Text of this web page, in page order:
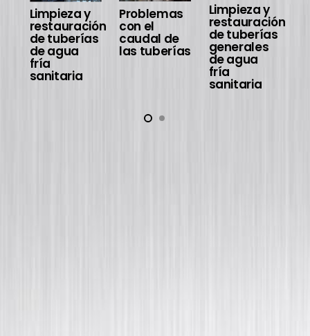
Limpieza y
restauración
de tuberías
de agua
fría
sanitaria
Problemas
con el
caudal de
las tuberías
Limpieza y
restauración
de tuberías
generales
de agua
fría
sanitaria